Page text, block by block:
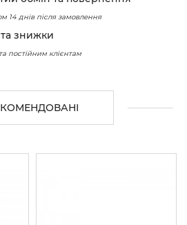
14 днів після замовлення
та знижки
постійним клієнтам